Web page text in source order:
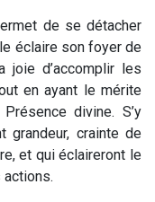
de se détacher
éclaire son foyer de
joie d’accomplir les
en ayant le mérite
divine. S’y
grandeur, crainte de
et qui éclaireront le